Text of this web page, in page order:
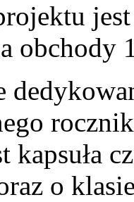
obchody
kapsuła
o